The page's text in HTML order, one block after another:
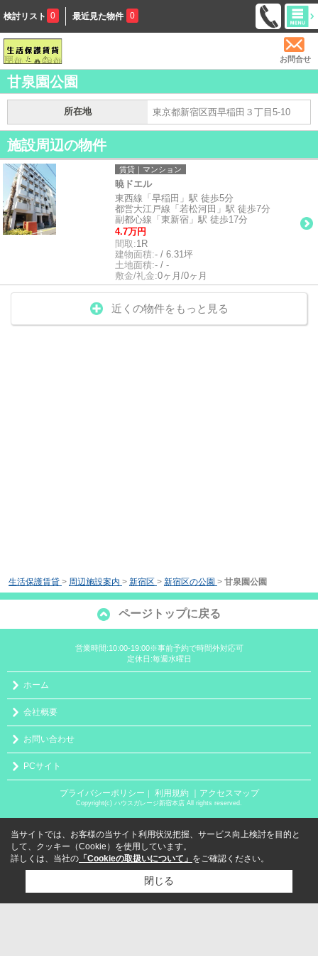
検討リスト 0 最近見た物件 0
お問合せ
甘泉園公園
所在地 東京都新宿区西早稲田３丁目5-10
施設周辺の物件
賃貸｜マンション
暁ドエル
東西線「早稲田」駅 徒歩5分
都営大江戸線「若松河田」駅 徒歩7分
副都心線「東新宿」駅 徒歩17分
4.7万円
間取:1R
建物面積:- / 6.31坪
土地面積:- / -
敷金/礼金:0ヶ月/0ヶ月
近くの物件をもっと見る
生活保護賃貸 > 周辺施設案内 > 新宿区 > 新宿区の公園 > 甘泉園公園
ページトップに戻る
営業時間:10:00-19:00※事前予約で時間外対応可
定休日:毎週水曜日
ホーム
会社概要
お問い合わせ
PCサイト
プライバシーポリシー ｜ 利用規約 ｜アクセスマップ
Copyright(c) ハウスガレージ新宿本店 All rights reserved.
当サイトでは、お客様の当サイト利用状況把握、サービス向上検討を目的と
して、クッキー（Cookie）を使用しています。
詳しくは、当社の 「Cookieの取扱いについて」 をご確認ください。
閉じる